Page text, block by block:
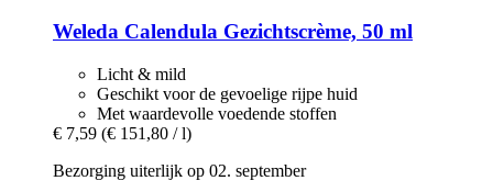
Weleda Calendula Gezichtscrème, 50 ml
Licht & mild
Geschikt voor de gevoelige rijpe huid
Met waardevolle voedende stoffen
€ 7,59 (€ 151,80 / l)
Bezorging uiterlijk op 02. september